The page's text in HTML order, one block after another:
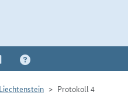
Protokoll 4